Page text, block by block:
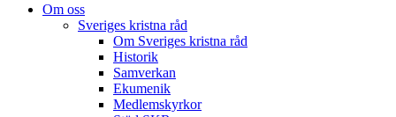
Om oss
Sveriges kristna råd
Om Sveriges kristna råd
Historik
Samverkan
Ekumenik
Medlemskyrkor